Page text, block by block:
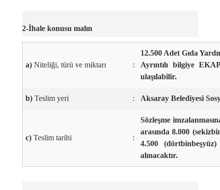
2-İhale konusu malın
a) Niteliği, türü ve miktarı :
12.500 Adet Gıda
Ayrıntılı bilgiye
ulaşılabilir.
b) Teslim yeri : Aksaray Belediyesi
c) Teslim tarihi :
Sözleşme
arasında 8.000
4.500
alınacaktır.